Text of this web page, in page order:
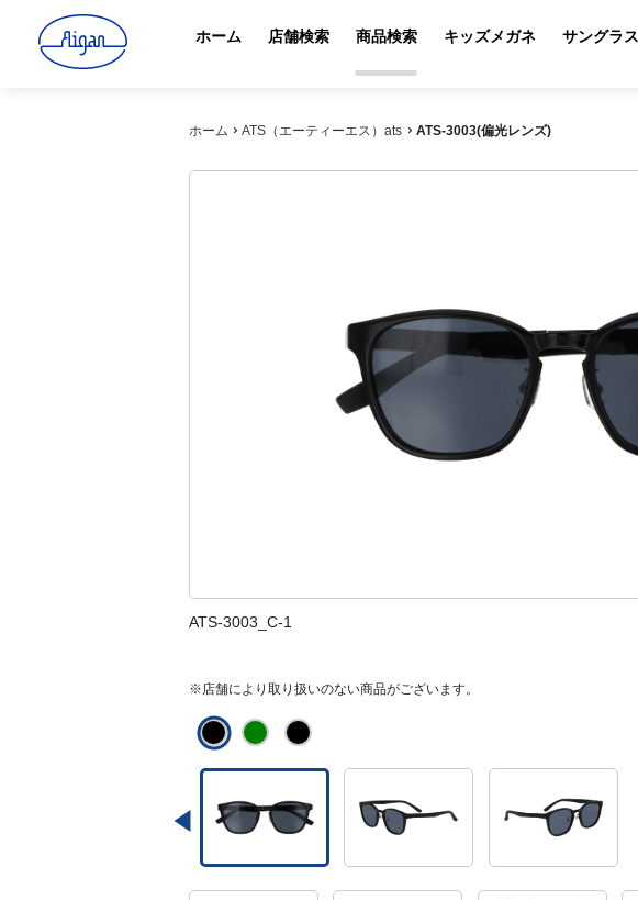
ホーム 店舗検索 商品検索 キッズメガネ サングラス
ホーム ATS（エーティーエス）ats ATS-3003(偏光レンズ)
ATS-3003_C-1
※店舗により取り扱いのない商品がございます。